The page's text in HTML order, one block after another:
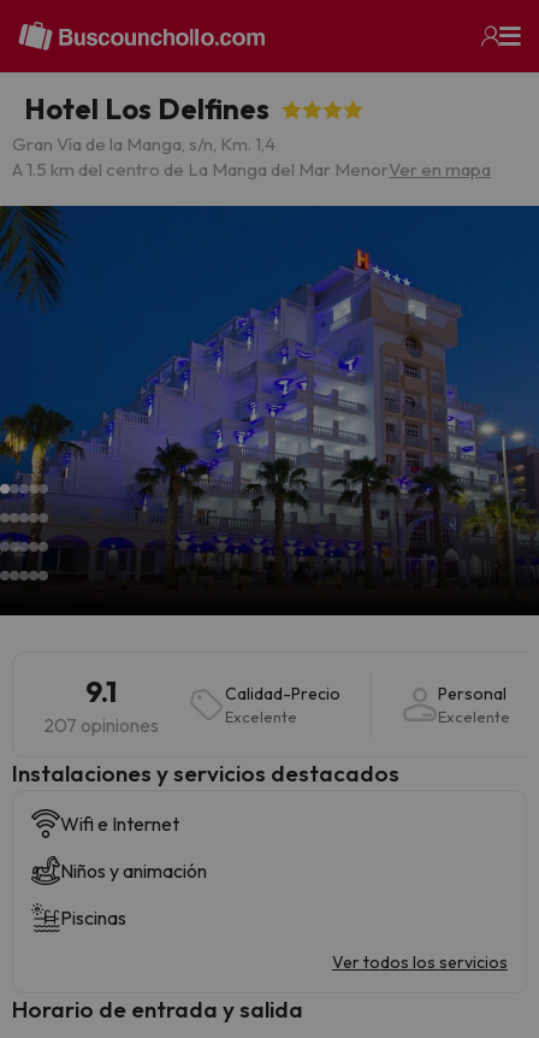
Hotel Los Delfines
Gran Vía de la Manga, s/n, Km. 1,4
A 1.5 km del centro de La Manga del Mar MenorVer en mapa
9.1
207 opiniones
Calidad-Precio
Excelente
Personal
Excelente
Instalaciones y servicios destacados
Wifi e Internet
Niños y animación
Piscinas
Ver todos los servicios
Horario de entrada y salida